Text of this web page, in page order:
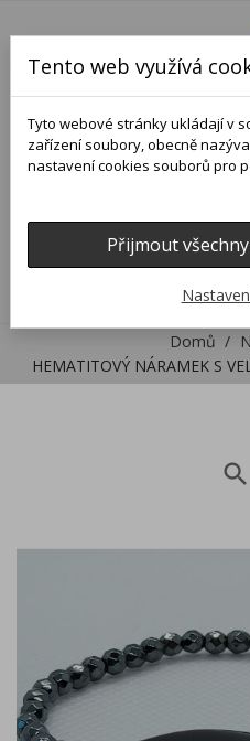
Domů
HEMATITOVÝ NÁRAMEK S
search
Tento web využívá
Tyto webové stránky ukládají v
zařízení soubory, obecně
nastavení cookies souborů pro
Přijmout